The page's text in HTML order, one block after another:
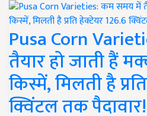
Pusa Corn
तैयार हो जाती हैं
किस्में, मिलती है
क्विंटल तक पैदावार!